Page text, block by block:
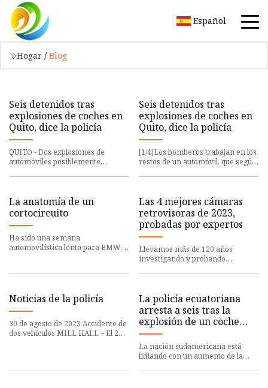
Español
Hogar / Blog
Seis detenidos tras
explosiones de coches en
Quito, dice la policía
QUITO - Dos explosiones de
automóviles posiblemente
Seis detenidos tras
explosiones de coches en
Quito, dice la policía
[1/4]Los bomberos trabajan en los
restos de un automóvil, que según
La anatomía de un
cortocircuito
Ha sido una semana
automovilística lenta para BMW,
fugas d
Las 4 mejores cámaras
retrovisoras de 2023,
probadas por expertos
Llevamos más de 120 años
investigando y probando
Noticias de la policía
30 de agosto de 2023 Accidente de
dos vehículos MILL HALL – El 20
La policía ecuatoriana
arresta a seis tras la
explosión de un coche
bomba en Quito
La nación sudamericana está
lidiando con un aumento de la